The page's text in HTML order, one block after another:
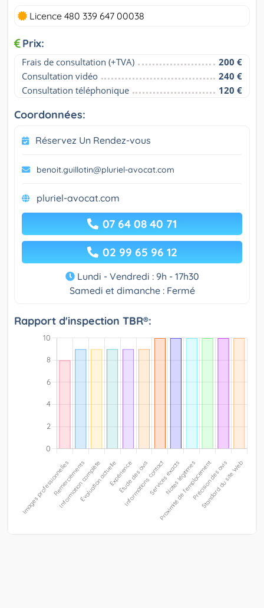
Licence 480 339 647 00038
Prix:
Frais de consultation (+TVA)
200 €
Consultation vidéo
240 €
Consultation téléphonique
120 €
Coordonnées:
Réservez Un Rendez-vous
benoit.guillotin@pluriel-avocat.com
pluriel-avocat.com
07 64 08 40 71
02 99 65 96 12
Lundi - Vendredi : 9h - 17h30
Samedi et dimanche : Fermé
Rapport d'inspection TBR®: